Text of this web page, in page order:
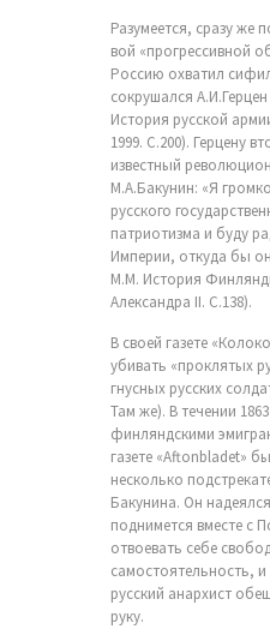
Разумеется, сразу же
вой «прогрессивной
Россию охватил
сокрушался
История русской
1999. С.200). Герцену
известный
М.А.Бакунин: «Я
русского
патриотизма и буду
Империи, откуда бы
М.М. История
Александра II. С.138).
В своей газете
убивать «проклятых
гнусных русских
Там же). В течении
финляндскими
газете «Aftonbladet»
несколько
Бакунина. Он
поднимется вместе с
отвоевать себе
самостоятельность, и
русский анархист
руку.